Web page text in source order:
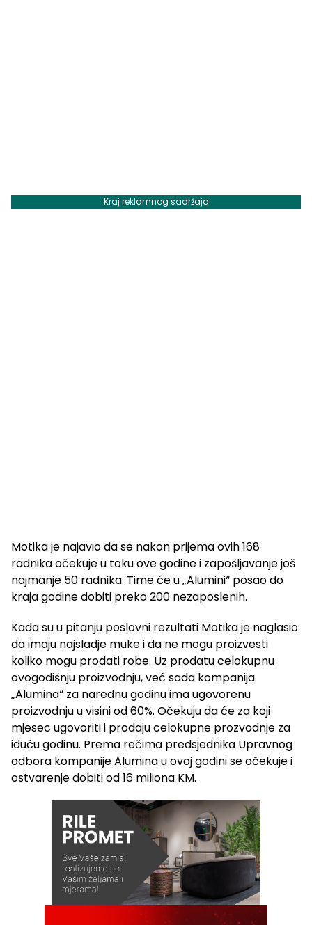
Kraj reklamnog sadržaja
Motika je najavio da se nakon prijema ovih 168
radnika očekuje u toku ove godine i zapošljavanje još
najmanje 50 radnika. Time će u „Alumini“ posao do
kraja godine dobiti preko 200 nezaposlenih.
Kada su u pitanju poslovni rezultati Motika je naglasio
da imaju najsladje muke i da ne mogu proizvesti
koliko mogu prodati robe. Uz prodatu celokupnu
ovogodišnju proizvodnju, već sada kompanija
„Alumina“ za narednu godinu ima ugovorenu
proizvodnju u visini od 60%. Očekuju da će za koji
mjesec ugovoriti i prodaju celokupne prozvodnje za
iduću godinu. Prema rečima predsjednika Upravnog
odbora kompanije Alumina u ovoj godini se očekuje i
ostvarenje dobiti od 16 miliona KM.